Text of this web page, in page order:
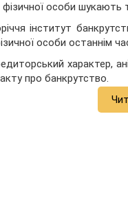
особи шукають
інститут
особи останнім
характер,
про банкрутство.